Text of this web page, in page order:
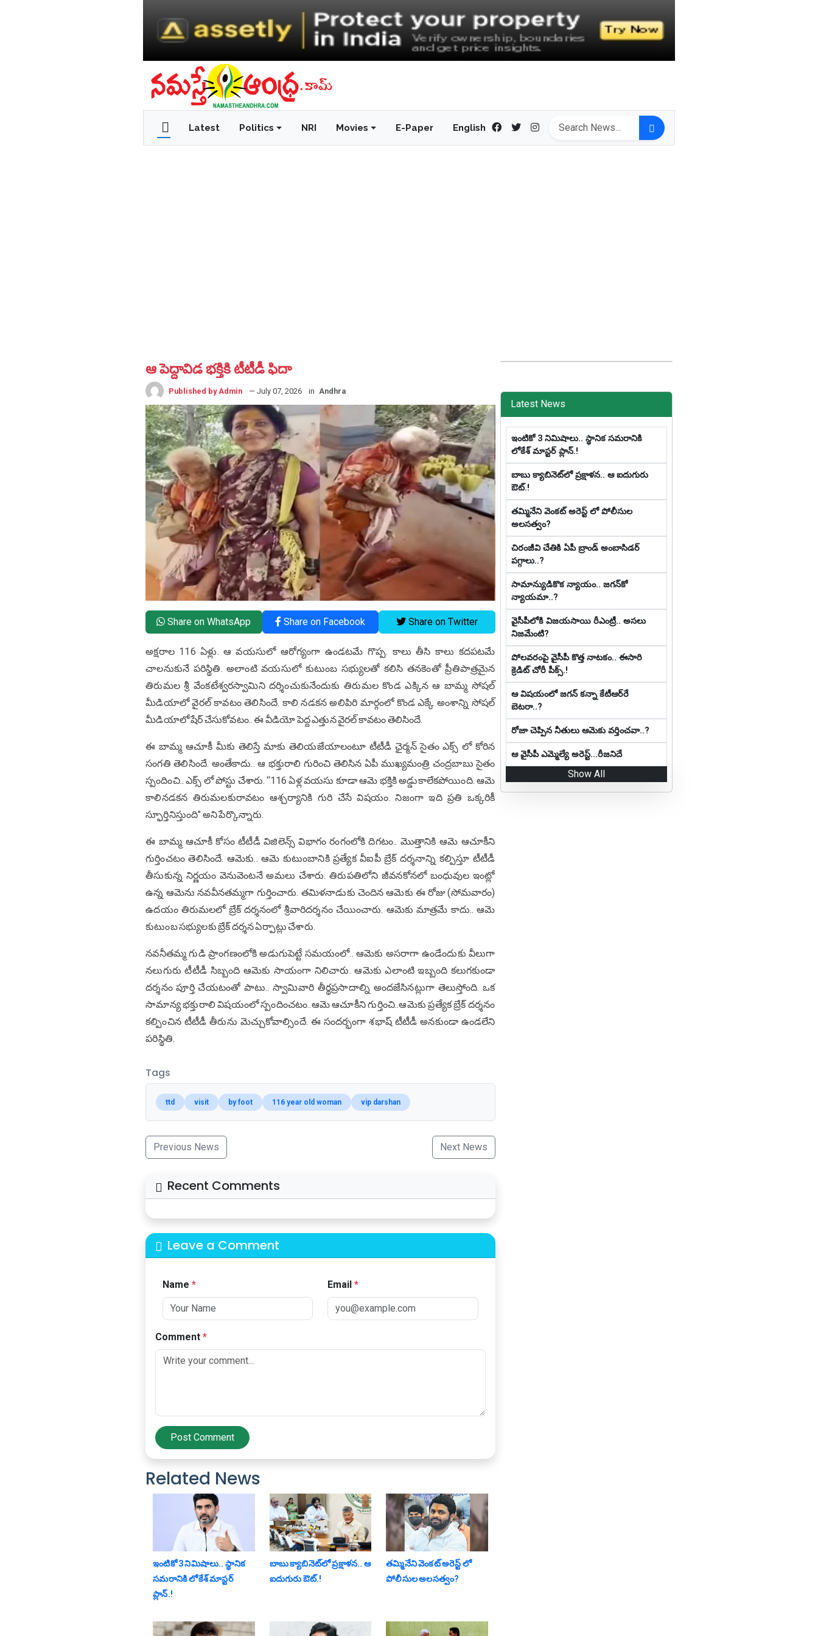
Latest Politics NRI Movies E-Paper English
ఆ పెద్దావిడ భక్తికి టీటీడీ ఫిదా
Published by Admin — July 07, 2026 in Andhra
Share on WhatsApp Share on Facebook Share on Twitter
అక్షరాల 116 ఏళ్లు. ఆ వయసులో ఆరోగ్యంగా ఉండటమే గొప్ప. కాలు తీసి కాలు కదపటమే
చాలనుకునే పరిస్థితి. అలాంటి వయసులో కుటుంబ సభ్యులతో కలిసి తనకెంతో ప్రీతిపాత్రమైన
తిరుమల శ్రీ వేంకటేశ్వరస్వామిని దర్శించుకునేందుకు తిరుమల కొండ ఎక్కిన ఆ బామ్మ సోషల్
మీడియాలో వైరల్ కావటం తెలిసిందే. కాలి నడకన అలిపిరి మార్గంలో కొండ ఎక్కే అంశాన్ని సోషల్
మీడియాలో షేర్ చేసుకోవటం.. ఈ వీడియో పెద్ద ఎత్తున వైరల్ కావటం తెలిసిందే.
ఈ బామ్మ ఆచూకీ మీకు తెలిస్తే మాకు తెలియజేయాలంటూ టీటీడీ ఛైర్మన్ సైతం ఎక్స్ లో కోరిన
సంగతి తెలిసిందే. అంతేకాదు.. ఆ భక్తురాలి గురించి తెలిసిన ఏపీ ముఖ్యమంత్రి చంద్రబాబు సైతం
స్పందించి.. ఎక్స్ లో పోస్టు చేశారు. ‘‘116 ఏళ్ల వయసు కూడా ఆమె భక్తికి అడ్డుకాలేకపోయింది. ఆమె
కాలినడకన తిరుమలకురావటం ఆశ్చర్యానికి గురి చేసే విషయం. నిజంగా ఇది ప్రతి ఒక్కరికీ
స్ఫూర్తినిస్తుంది’’ అని పేర్కొన్నారు.
ఈ బామ్మ ఆచూకీ కోసం టీటీడీ విజిలెన్స్ విభాగం రంగంలోకి దిగటం.. మొత్తానికి ఆమె ఆచూకీని
గుర్తించటం తెలిసిందే. ఆమెకు.. ఆమె కుటుంబానికి ప్రత్యేక వీఐపీ బ్రేక్ దర్శనాన్ని కల్పిస్తూ టీటీడీ
తీసుకున్న నిర్ణయం వెనువెంటనే అమలు చేశారు. తిరుపతిలోని జీవనకోనలో బంధువుల ఇంట్లో
ఉన్న ఆమెను నవవీనతమ్మగా గుర్తించారు. తమిళనాడుకు చెందిన ఆమెకు ఈ రోజు (సోమవారం)
ఉదయం తిరుమలలో బ్రేక్ దర్శనంలో శ్రీవారిదర్శనం చేయించారు. ఆమెకు మాత్రమే కాదు.. ఆమె
కుటుంబ సభ్యులకు బ్రేక్ దర్శన ఏర్పాట్లు చేశారు.
నవనీతమ్మ గుడి ప్రాంగణంలోకి అడుగుపెట్టే సమయంలో.. ఆమెకు అసరాగా ఉండేందుకు వీలుగా
నలుగురు టీటీడీ సిబ్బంది ఆమెకు సాయంగా నిలిచారు. ఆమెకు ఎలాంటి ఇబ్బంది కలుగకుండా
దర్శనం పూర్తి చేయటంతో పాటు.. స్వామివారి తీర్థప్రసాదాల్ని అందజేసినట్లుగా తెలుస్తోంది. ఒక
సామాన్య భక్తురాలి విషయంలో స్పందించటం..ఆమె ఆచూకీని గుర్తించి..ఆమెకు ప్రత్యేక బ్రేక్ దర్శనం
కల్పించిన టీటీడీ తీరును మెచ్చుకోవాల్సిందే. ఈ సందర్భంగా శభాష్ టీటీడీ అనకుండా ఉండలేని
పరిస్థితి.
Tags
ttd visit by foot 116 year old woman vip darshan
Previous News Next News
Recent Comments
Leave a Comment
Name* Email*
Comment*
Post Comment
Related News
ఇంటికో 3 నిమిషాలు.. స్థానిక
స‌మ‌రానికి లోకేశ్ మాస్ట‌ర్
ప్లాన్‌.!
బాబు క్యాబినెట్‌లో ప్ర‌క్షాళ‌న‌.. ఆ
ఐదుగురు ఔట్‌.!
తమ్మినేని వెంకట్ అరెస్ట్ లో
పోలీసుల అలసత్వం?
Latest News
ఇంటికో 3 నిమిషాలు.. స్థానిక స‌మ‌రానికి
లోకేశ్ మాస్ట‌ర్ ప్లాన్‌.!
బాబు క్యాబినెట్‌లో ప్ర‌క్షాళ‌న‌.. ఆ ఐదుగురు
ఔట్‌.!
తమ్మినేని వెంకట్ అరెస్ట్ లో పోలీసుల
అలసత్వం?
చిరంజీవి చేతికి ఏపీ బ్రాండ్ అంబాసిడర్
పగ్గాలు..?
సామాన్యుడికొక న్యాయం.. జ‌గ‌న్‌కో
న్యాయ‌మా..?
వైసీపీలోకి విజయసాయి రీఎంట్రీ.. అసలు
నిజమేంటి?
పోలవరంపై వైసీపీ కొత్త నాట‌కం.. ఈసారి
క్రెడిట్ చోరీ పీక్స్.!
ఆ విష‌యంలో జ‌గ‌న్ క‌న్నా కేటీఆర్‌రే
బెట‌రా..?
రోజా చెప్పిన నీతులు ఆమెకు వ‌ర్తించ‌వా..?
ఆ వైసీపీ ఎమ్మెల్యే అరెస్ట్...రీజనిదే
Show All